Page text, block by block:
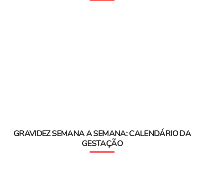
GRAVIDEZ SEMANA A SEMANA: CALENDÁRIO DA
GESTAÇÃO